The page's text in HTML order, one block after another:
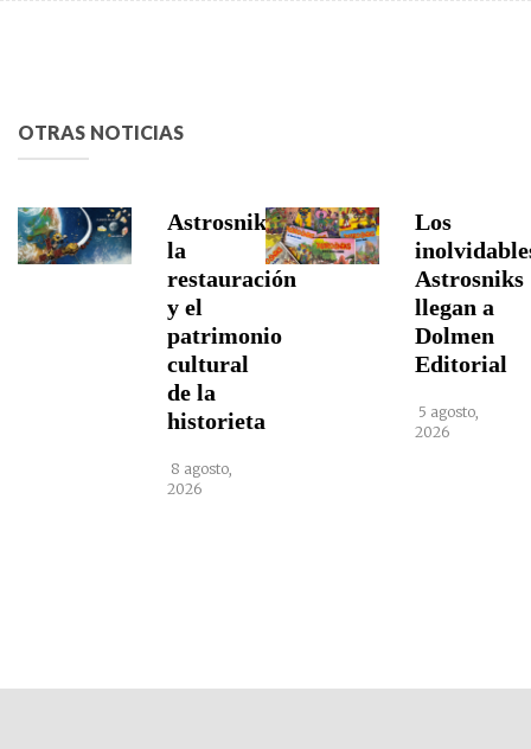
OTRAS NOTICIAS
Astrosniks,
la
restauración
y el
patrimonio
cultural
de la
historieta
8 agosto,
2026
Los
Astrosniks
llegan a
Dolmen
Editorial
5 agosto,
2026